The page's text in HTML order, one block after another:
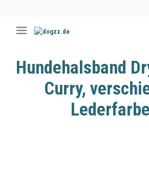
Hundehalsband
Curry,